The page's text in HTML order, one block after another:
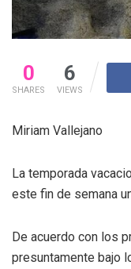
0
SHARES
6
VIEWS
Miriam Vallejano
La temporada
este fin de semana
De acuerdo con los
presuntamente bajo